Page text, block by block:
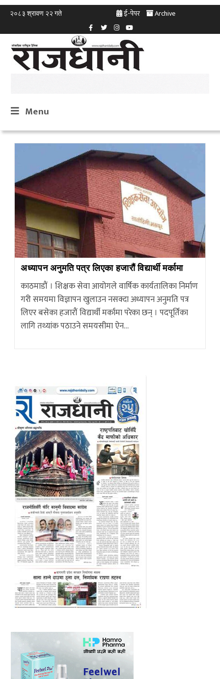
२०८३ श्रावण २२ गते ई-पेपर Archive
Menu
अध्यापन अनुमति पत्र लिएका हजारौं विद्यार्थी मर्कामा
काठमाडौं । शिक्षक सेवा आयोगले वार्षिक कार्यतालिका निर्माण
गरी समयमा विज्ञापन खुलाउन नसक्दा अध्यापन अनुमति पत्र
लिएर बसेका हजारौं विद्यार्थी मर्कामा परेका छन् । पदपूर्तिका
लागि तथ्यांक पठाउने समयसीमा ऐन…